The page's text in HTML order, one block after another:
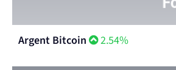
Argent Bitcoin 2.54%